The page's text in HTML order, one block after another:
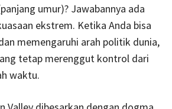
umur)? Jawabannya ada
ekstrem. Ketika Anda bisa
memengaruhi arah politik dunia,
tetap merenggut kontrol dari
waktu.